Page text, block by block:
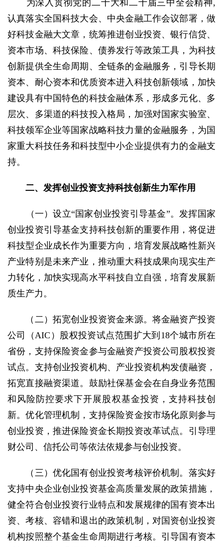
为深入贯彻党的二十大和二十届三中全会精神,
认真落实全国科技大会、中央金融工作会议部署，做
好科技金融大文章，统筹推进创业投资、银行信贷、
资本市场、科技保险、债券发行等政策工具，为科技
创新提供全生命周期、全链条的金融服务，引导长期
资本、耐心资本和优质资本进入科技创新领域，加快
建设具有中国特色的科技金融体系，形成多元化、多
层次、多渠道的科技投入格局，加强对国家实验室、
科技领军企业等国家战略科技力量的金融服务，为国
家重大科技任务和科技型中小企业提供有力的金融支
持。
二、发挥创业投资支持科技创新生力军作用
（一）设立“国家创业投资引导基金”。发挥国家
创业投资引导基金支持科技创新的重要作用，将促进
科技型企业成长作为重要方向，培育发展战略性新兴
产业特别是未来产业，推动重大科技成果向现实生产
力转化，加快实现高水平科技自立自强，培育发展新
质生产力。
（二）拓宽创业投资资金来源。将金融资产投资
公司（AIC）股权投资试点范围扩大到18个城市所在
省份，支持保险资金参与金融资产投资公司股权投资
试点。支持创业投资机构、产业投资机构发债融资，
拓宽直接融资渠道。鼓励社保基金会在自身业务范围
和风险防控要求下开展股权基金投资，支持科技创
新。优化管理机制，支持保险资金按市场化原则参与
创业投资，推进保险资金长期投资改革试点。引导理
财公司、信托公司等依法依规参与创业投资。
（三）优化国有创业投资考核评价机制。落实好
支持中央企业创业投资基金高质量发展的政策措施，
健全符合创业投资行业特点和发展规律的国有资本出
资、考核、容错和退出的政策机制，对国资创业投资
机构按照整个基金生命周期进行考核。引导国有资本